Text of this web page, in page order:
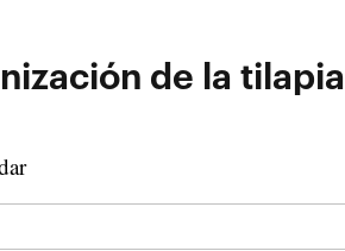
de la tilapia